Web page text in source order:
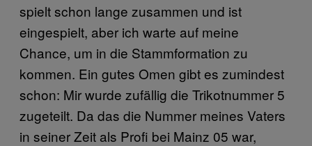
spielt schon lange zusammen und ist
eingespielt, aber ich warte auf meine
Chance, um in die Stammformation zu
kommen. Ein gutes Omen gibt es zumindest
schon: Mir wurde zufällig die Trikotnummer 5
zugeteilt. Da das die Nummer meines Vaters
in seiner Zeit als Profi bei Mainz 05 war,